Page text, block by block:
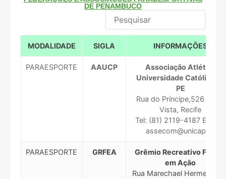
DE PENAMBUCO
MODALIDADE SIGLA INFORMAÇÕES
PARAESPORTE AAUCP
Associação Atlética
Universidade Católica de
PE
Rua do Príncipe,526 - Boa
Vista, Recife
Tel: (81) 2119-4187 E-mail:
assecom@unicap.br
PARAESPORTE GRFEA
Grêmio Recreativo Futuro
em Ação
Rua Marechael Hermes, 10